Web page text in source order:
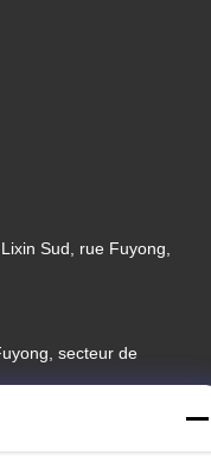
Sud, rue Fuyong,
secteur de